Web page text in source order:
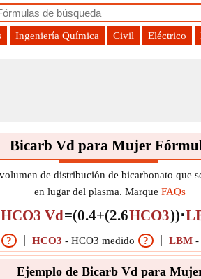
Ingeniería Química Civil Eléctrico
Bicarb Vd para Mujer
de distribución de bicarbonato que
en lugar del plasma. MarqueFAQs
HCO3 Vd=(0.4+(2.6HCO3))⋅
? HCO3 -HCO3 medido ? LBM
Ejemplo de Bicarb Vd para